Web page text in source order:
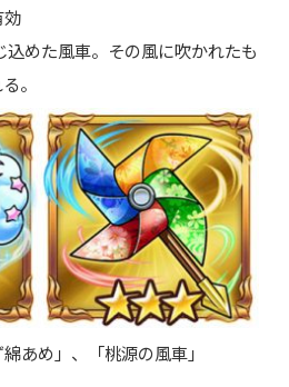
込めた風車。その風に吹かれたも
。
あめ」、「桃源の風車」